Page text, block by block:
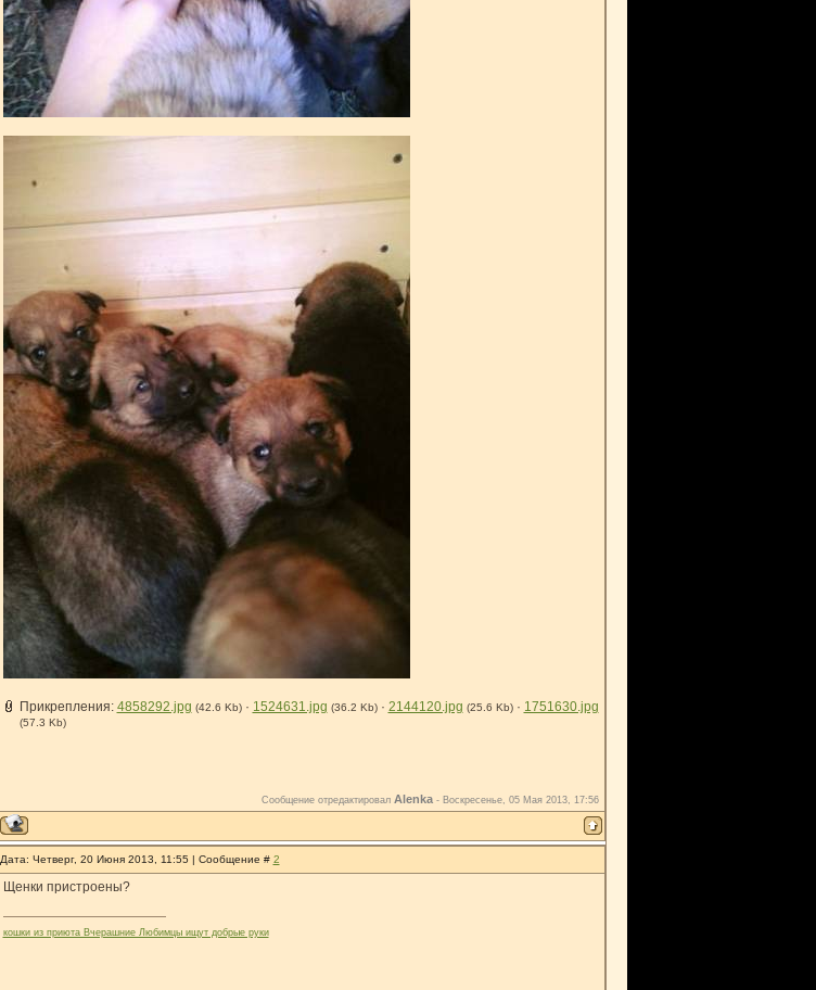
Прикрепления: 4858292.jpg (42.6 Kb) · 1524631.jpg (36.2 Kb) · 2144120.jpg (25.6 Kb) · 1751630.jpg
(57.3 Kb)
Сообщение отредактировал Alenka- Воскресенье, 05 Мая 2013, 17:56
Дата: Четверг, 20 Июня 2013, 11:55 | Сообщение # 2
Щенки пристроены?
кошки из приюта Вчерашние Любимцы ищут добрые руки